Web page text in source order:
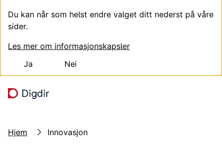
Du kan når som helst endre valget ditt nederst på våre
sider.
Les mer om informasjonskapsler
Ja
Nei
Hjem Innovasjon